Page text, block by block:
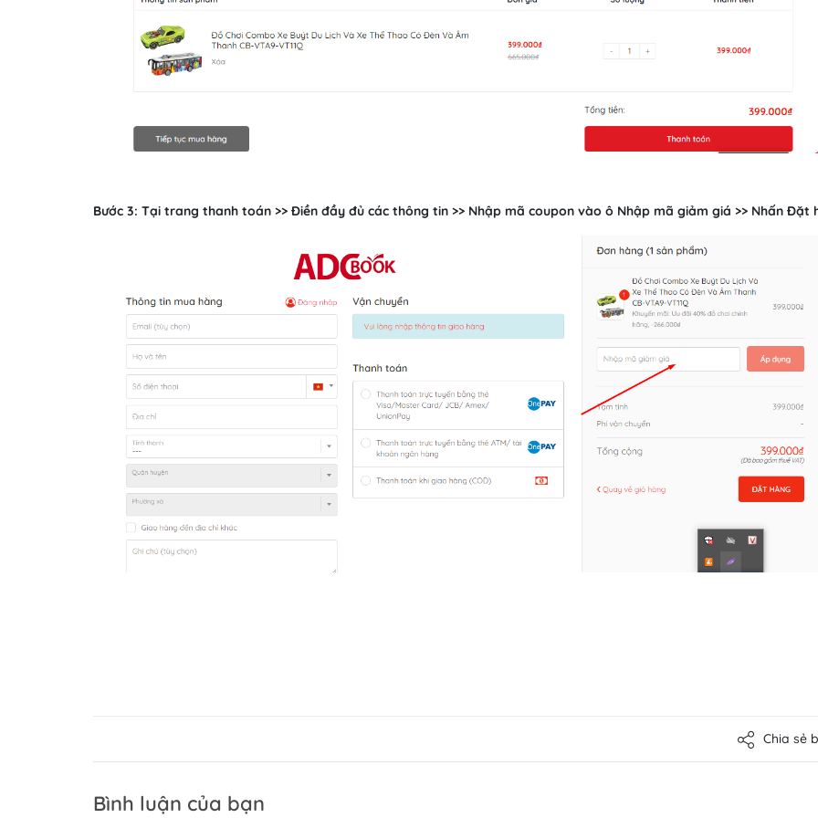
Bước 3: Tại trang thanh toán >> Điền đầy đủ các thông tin >> Nhập mã coupon vào ô Nhập mã giảm giá >> Nhấn Đặt
Chia sẻ
Bình luận của bạn